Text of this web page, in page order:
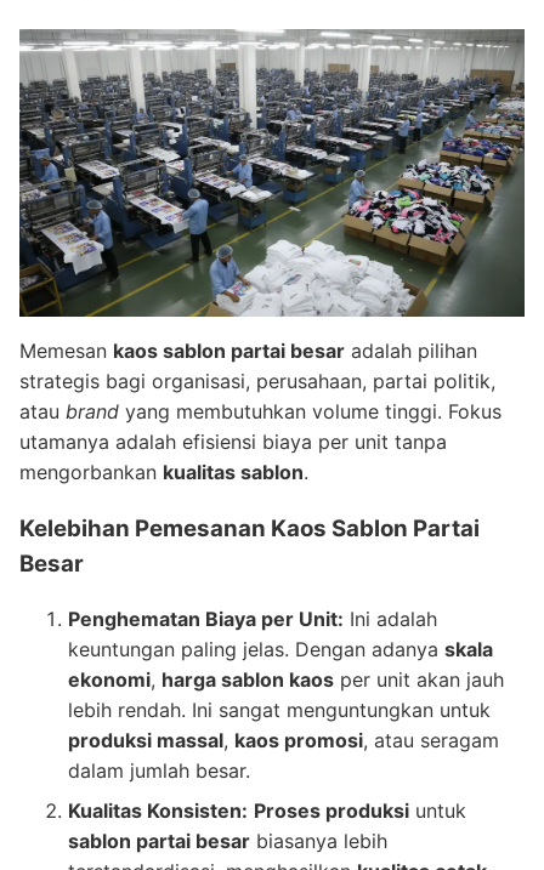
Memesan kaos sablon partai besar adalah pilihan
strategis bagi organisasi, perusahaan, partai politik,
atau brand yang membutuhkan volume tinggi. Fokus
utamanya adalah efisiensi biaya per unit tanpa
mengorbankan kualitas sablon.
Kelebihan Pemesanan Kaos Sablon Partai
Besar
Penghematan Biaya per Unit: Ini adalah
keuntungan paling jelas. Dengan adanya skala
ekonomi, harga sablon kaos per unit akan jauh
lebih rendah. Ini sangat menguntungkan untuk
produksi massal, kaos promosi, atau seragam
dalam jumlah besar.
Kualitas Konsisten: Proses produksi untuk
sablon partai besar biasanya lebih